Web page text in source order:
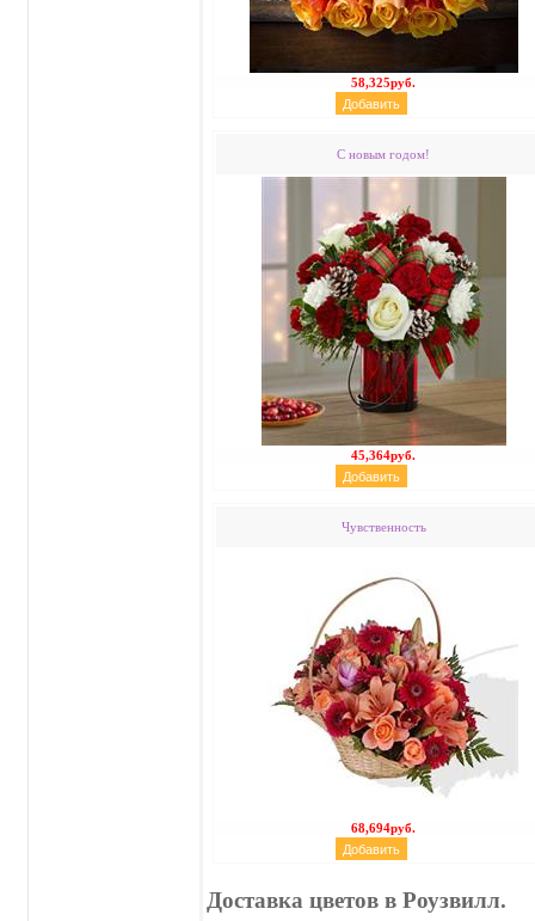
58,325руб.
С новым годом!
45,364руб.
Чувственность
68,694руб.
Доставка цветов в Роузвилл.